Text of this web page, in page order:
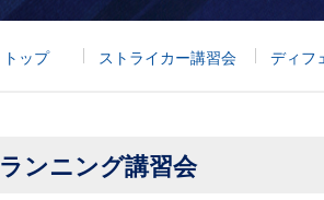
トップ ストライカー講習会 ディフ
ランニング講習会